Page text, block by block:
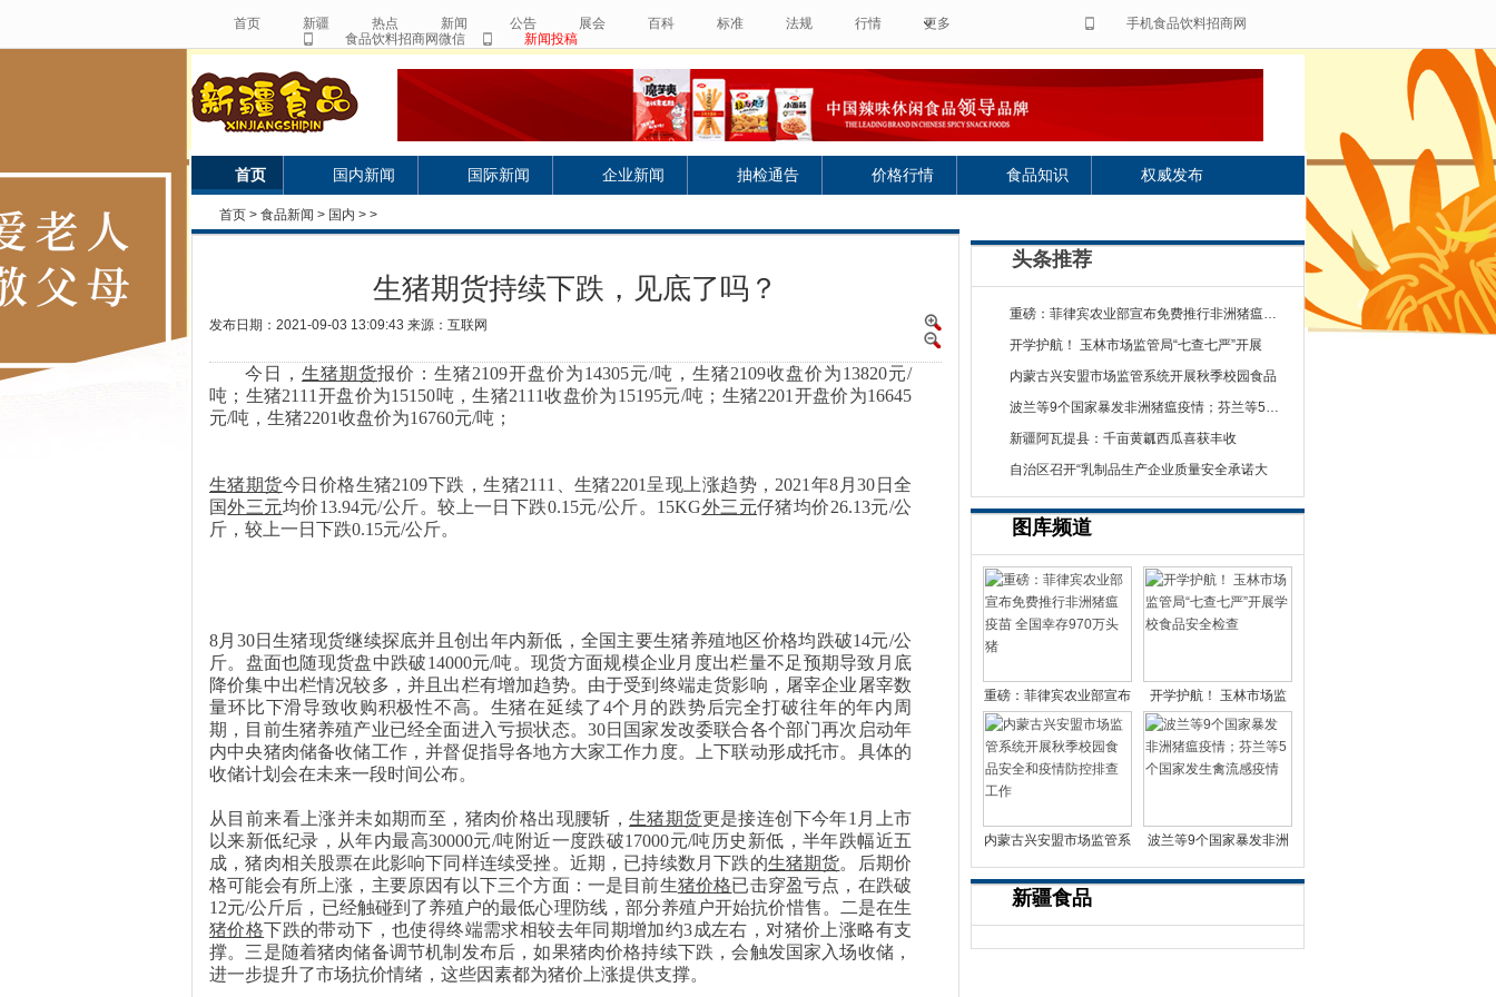
首页 新疆 热点 新闻 公告 展会 百科 标准 法规 行情 更多
手机食品饮料招商网
食品饮料招商网微信
新闻投稿
首页 国内新闻 国际新闻 企业新闻 抽检通告 价格行情 食品知识 权威发布
首页 > 食品新闻 > 国内 > >
生猪期货持续下跌，见底了吗？
发布日期：2021-09-03 13:09:43 来源：互联网
今日，生猪期货报价：生猪2109开盘价为14305元/吨，生猪2109收盘价为13820元/
吨； 生猪2111开盘价为15150吨，生猪2111收盘价为15195元/吨；生猪2201开盘价为16645
元/吨，生猪2201收盘价为16760元/吨；
生猪期货今日 价格生猪2109下跌 ，生猪2111、生猪2201呈现上涨趋势，2021年8月30日全
国外三元均价13.94元/公斤。较上一日下跌0.15元/公斤。15KG外三元仔猪均价26.13元/公
斤，较上一日下跌0.15元/公斤。
8月30日生猪现货继续探底并且创出年内新低，全国主要生猪养殖地区价格均跌破14元/公
斤。盘面也随现货盘中跌破14000元/吨。现货方面规模企业月度出栏量不足预期导致月底
降价集中出栏情况较多，并且出栏有增加趋势。由于受到终端走货影响，屠宰企业屠宰数
量环比下滑导致收购积极性不高。生猪在延续了4个月的跌势后完全打破往年的年内周
期，目前生猪养殖产业已经全面进入亏损状态。30日国家发改委联合各个部门再次启动年
内中央猪肉储备收储工作，并督促指导各地方大家工作力度。上下联动形成托市。具体的
收储计划会在未来一段时间公布。
从目前来看上涨并未如期而至，猪肉价格出现腰斩，生猪期货更是接连创下今年1月上市
以来新低纪录，从年内最高30000元/吨附近一度跌破17000元/吨历史新低，半年跌幅近五
成，猪肉相关股票在此影响下同样连续受挫。近期，已持续数月下跌的生猪期货。
后期价
格可能会有所上涨，主要原因有以下三个方面：一是目前生猪价格已击穿盈亏点，在跌破
12元/公斤后，已经触碰到了养殖户的最低心理防线，部分养殖户开始抗价惜售。二是在生
猪价格下跌的带动下，也使得终端需求相较去年同期增加约3成左右，对猪价上涨略有支
撑。三是随着猪肉储备调节机制发布后，如果猪肉价格持续下跌，会触发国家入场收储，
进一步提升了市场抗价情绪，这些因素都为猪价上涨提供支撑。
头条推荐
重磅：菲律宾农业部宣布免费推行非洲猪瘟疫苗
开学护航！ 玉林市场监管局“七查七严”开展
内蒙古兴安盟市场监管系统开展秋季校园食品
波兰等9个国家暴发非洲猪瘟疫情；芬兰等5个国
新疆阿瓦提县：千亩黄瓤西瓜喜获丰收
自治区召开“乳制品生产企业质量安全承诺大
图库频道
重磅：菲律宾农业部宣布
免费推行非洲猪瘟疫苗
开学护航！ 玉林市场监
管局“七查七严”开展
内蒙古兴安盟市场监管系
波兰等9个国家暴发非洲
新疆食品